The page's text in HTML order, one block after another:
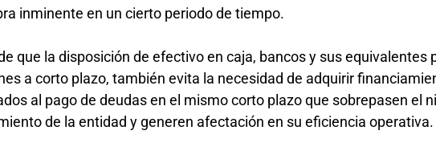
inminente en un cierto periodo de tiempo.
que la disposición de efectivo en caja, bancos y sus equivalentes
a corto plazo, también evita la necesidad de adquirir
al pago de deudas en el mismo corto plazo que sobrepasen el
de la entidad y generen afectación en su eficiencia operativa.